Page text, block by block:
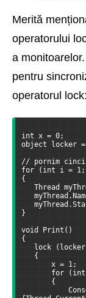
Merită
operatorului
a
pentru
operatorul lock:
int x = 0;
object locker
// pornim
for (int i = 1;
{
Thread
}
void Print()
{
lock
{
x = 1;
for (int i
{